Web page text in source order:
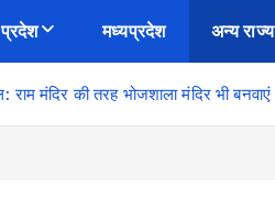
मध्यप्रदेश अन्य राज्य
मंदिर की तरह भोजशाला मंदिर भी बनवाएं